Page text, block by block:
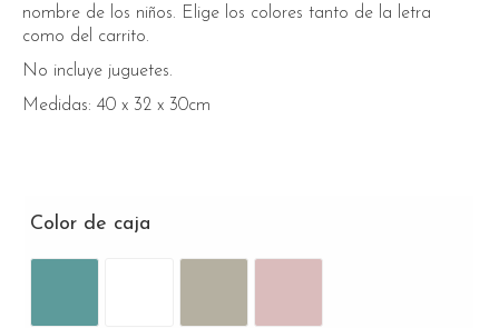
nombre de los niños. Elige los colores tanto de la letra
como del carrito.
No incluye juguetes.
Medidas: 40 x 32 x 30cm
Color de caja